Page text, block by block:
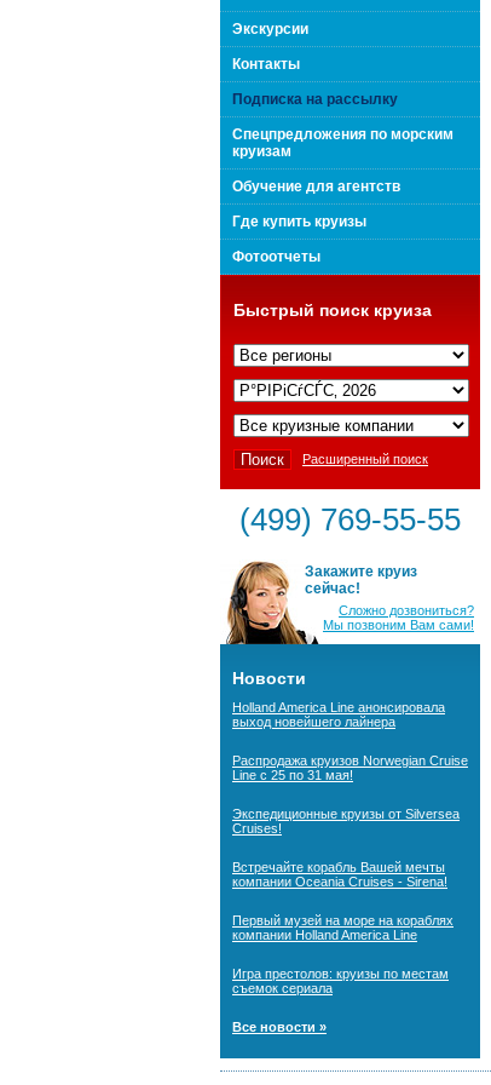
поколения "Вип Круиз
Интернешнл"
Экскурсии
Контакты
Подписка на рассылку
Спецпредложения по морским
круизам
Обучение для агентств
Где купить круизы
Фотоотчеты
Быстрый поиск круиза
Расширенный поиск
(499) 769-55-55
Закажите круиз
сейчас!
Сложно дозвониться?
Мы позвоним Вам сами!
Новости
Holland America Line анонсировала
выход новейшего лайнера
Распродажа круизов Norwegian Cruise
Line с 25 по 31 мая!
Экспедиционные круизы от Silversea
Cruises!
Встречайте корабль Вашей мечты
компании Oceania Cruises - Sirena!
Первый музей на море на кораблях
компании Holland America Line
Игра престолов: круизы по местам
съемок сериала
Все новости »